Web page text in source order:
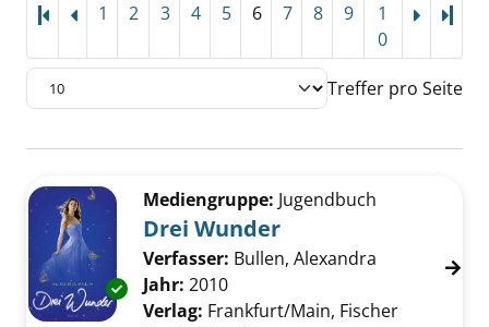
1 2 3 4 5 6 7 8 9
1
0
Treffer pro Seite
Zu den Suchfiltern springen
Exemplar-Details von Drei Wunder anzeigen
Mediengruppe: Jugendbuch
Drei Wunder
Verfasser: Bullen, Alexandra Suche nach
Jahr: 2010
Verlag: Frankfurt/Main, Fischer